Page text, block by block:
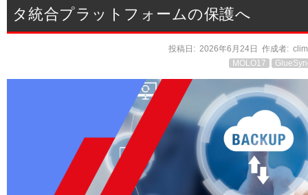
タ統合プラットフォームの保護へ
投稿日: 2026年6月24日 作成者:
MOLO17